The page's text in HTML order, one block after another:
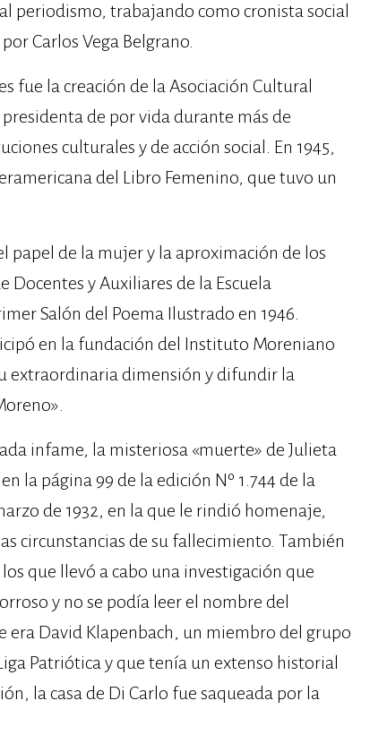
periodismo, trabajando como cronista social
Carlos Vega Belgrano.
fue la creación de la Asociación Cultural
de por vida durante más de
culturales y de acción social. En 1945,
del Libro Femenino, que tuvo un
papel de la mujer y la aproximación de los
y Auxiliares de la Escuela
Salón del Poema Ilustrado en 1946.
en la fundación del Instituto Moreniano
extraordinaria dimensión y difundir la
infame, la misteriosa «muerte» de Julieta
la página 99 de la edición Nº 1.744 de la
de 1932, en la que le rindió homenaje,
circunstancias de su fallecimiento. También
que llevó a cabo una investigación que
y no se podía leer el nombre del
era David Klapenbach, un miembro del grupo
Patriótica y que tenía un extenso historial
la casa de Di Carlo fue saqueada por la